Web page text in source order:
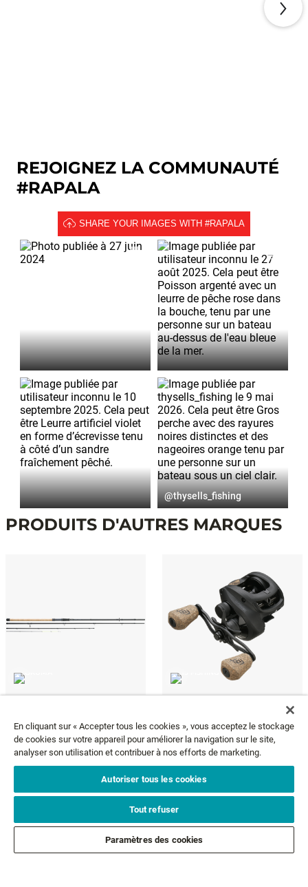
REJOIGNEZ LA COMMUNAUTÉ
#RAPALA
SHARE YOUR IMAGES WITH #RAPALA
Publication
publiée
par
@thysells_fishing
PRODUITS D'AUTRES MARQUES
Selected Sizes & Colors -50%
A partir de
134,95 €
67,48 €
A partir de 271,95 €
NEWSLETTER
Email* ABONNEZ-VOUS
En cliquant sur « Accepter tous les cookies », vous acceptez le stockage
de cookies sur votre appareil pour améliorer la navigation sur le site,
analyser son utilisation et contribuer à nos efforts de marketing.
Autoriser tous les cookies
Tout refuser
Paramètres des cookies